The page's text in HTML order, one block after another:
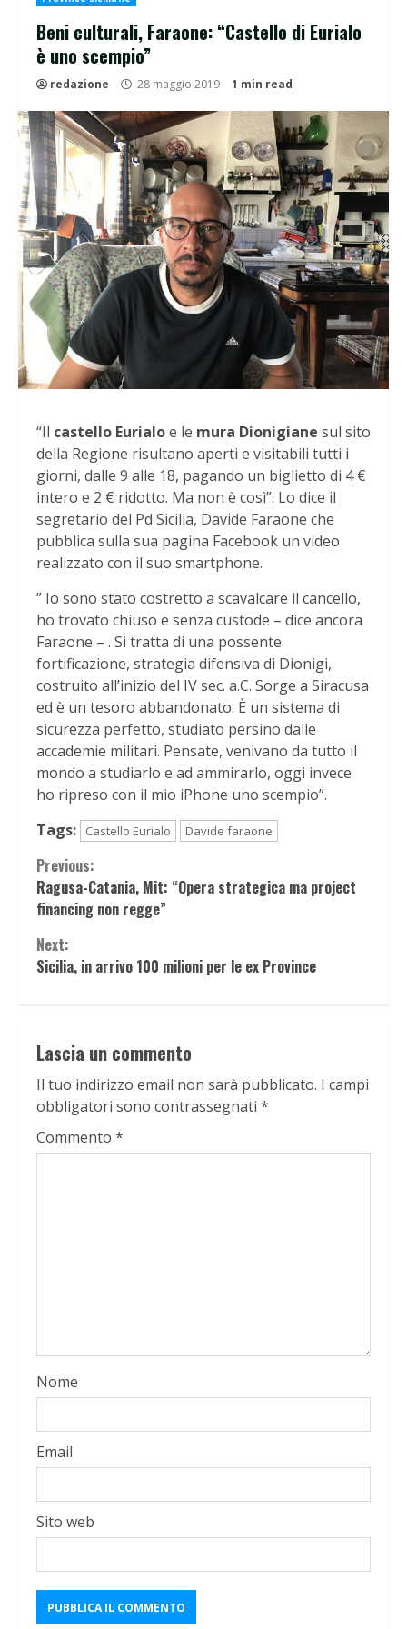
Beni culturali, Faraone: “Castello di Eurialo
è uno scempio”
redazione 28 maggio 2019 1 min read
“Il castello Eurialoe le mura Dionigiane sul sito
della Regione risultano aperti e visitabili tutti i
giorni, dalle 9 alle 18, pagando un biglietto di 4 €
intero e 2 € ridotto. Ma non è così”. Lo dice il
segretario del Pd Sicilia, Davide Faraone che
pubblica sulla sua pagina Facebook un video
realizzato con il suo smartphone.
” Io sono stato costretto a scavalcare il cancello,
ho trovato chiuso e senza custode – dice ancora
Faraone – . Si tratta di una possente
fortificazione, strategia difensiva di Dionigi,
costruito all’inizio del IV sec. a.C. Sorge a Siracusa
ed è un tesoro abbandonato. È un sistema di
sicurezza perfetto, studiato persino dalle
accademie militari. Pensate, venivano da tutto il
mondo a studiarlo e ad ammirarlo, oggi invece
ho ripreso con il mio iPhone uno scempio”.
Tags:
Castello Eurialo Davide faraone
Continue
Reading
Previous:
Ragusa-Catania, Mit: “Opera strategica ma project
financing non regge”
Next:
Sicilia, in arrivo 100 milioni per le ex Province
Lascia un commento
Il tuo indirizzo email non sarà pubblicato. I campi
obbligatori sono contrassegnati *
Commento *
Nome
Email
Sito web